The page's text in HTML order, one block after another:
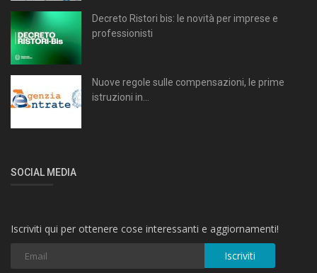
Decreto Ristori bis: le novità per imprese e
professionisti
Nuove regole sulle compensazioni, le prime
istruzioni in...
SOCIAL MEDIA
Iscriviti qui per ottenere cose interessanti e aggiornamenti!
Iscriviti